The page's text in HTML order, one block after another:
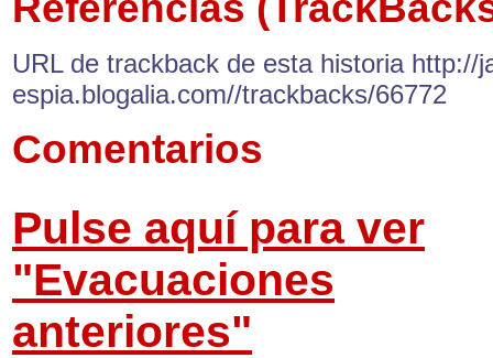
URL de trackback de esta historia http://
espia.blogalia.com//trackbacks/66772
Comentarios
Pulse aquí para ver
"Evacuaciones
anteriores"